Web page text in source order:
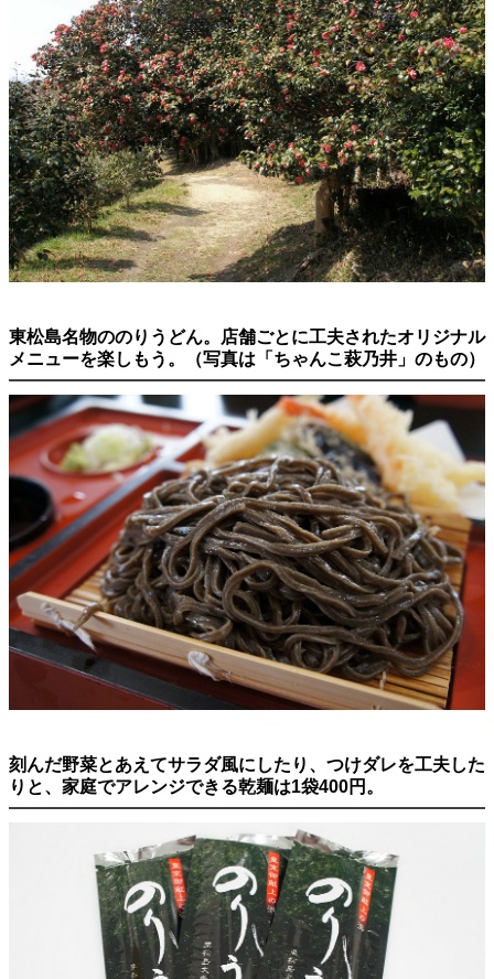
東松島名物ののりうどん。店舗ごとに工夫されたオリジナル
メニューを楽しもう。（写真は「ちゃんこ萩乃井」のもの）
刻んだ野菜とあえてサラダ風にしたり、つけダレを工夫した
りと、家庭でアレンジできる乾麺は1袋400円。